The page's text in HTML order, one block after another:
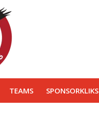
TEAMS SPONSORKLIKS